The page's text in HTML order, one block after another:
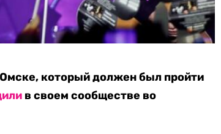
который должен был пройти
в своем сообществе во